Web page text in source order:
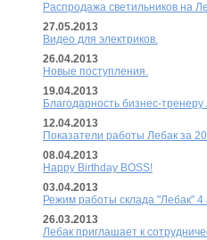
Распродажа светильников на
27.05.2013
Видео для электриков.
26.04.2013
Новые поступления.
19.04.2013
Благодарность бизнес-
12.04.2013
Показатели работы Лебак за
08.04.2013
Happy Birthday BOSS!
03.04.2013
Режим работы склада "Лебак" 4
26.03.2013
Лебак приглашает к